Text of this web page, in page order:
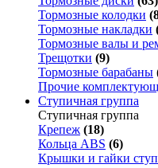
Тормозные колодки
Тормозные накладки
Тормозные валы и
Трещотки (9)
Тормозные барабаны
Прочие
Ступичная группа
Ступичная группа
Крепеж (18)
Кольца ABS (6)
Крышки и гайки